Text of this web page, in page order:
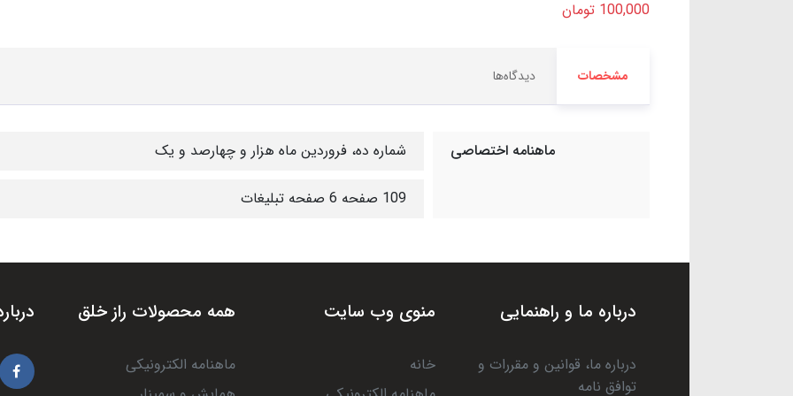
100,000 تومان
مشخصات دیدگاه‌ها
ماهنامه اختصاصی شماره ده، فروردین ماه هزار و چهارصد و یک
109 صفحه 6 صفحه تبلیغات
درباره ما و راهنمایی
درباره ما، قوانین و مقررات و
توافق نامه
منوی وب سایت
خانه
همه محصولات راز خلق
ماهنامه الکترونیکی